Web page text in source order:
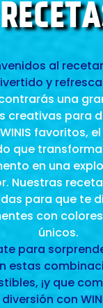
RECETA
al
y
una
creativas para
favoritos,
que
en una
Nuestras
para que te
con
únicos.
para
estas
¡y que
diversión con